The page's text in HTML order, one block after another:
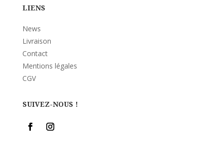
LIENS
News
Livraison
Contact
Mentions légales
CGV
SUIVEZ-NOUS !